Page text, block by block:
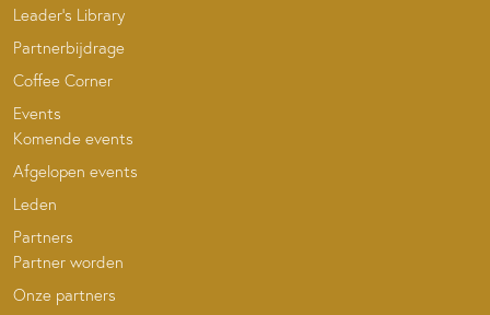
Leader’s Library
Partnerbijdrage
Coffee Corner
Events
Komende events
Afgelopen events
Leden
Partners
Partner worden
Onze partners